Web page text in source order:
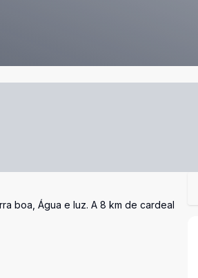
boa, Água e luz. A 8 km de cardeal